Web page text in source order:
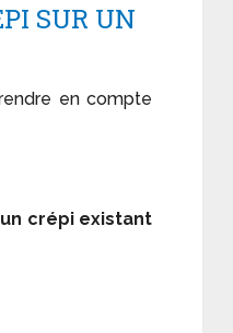
SUR UN
en compte
crépi existant